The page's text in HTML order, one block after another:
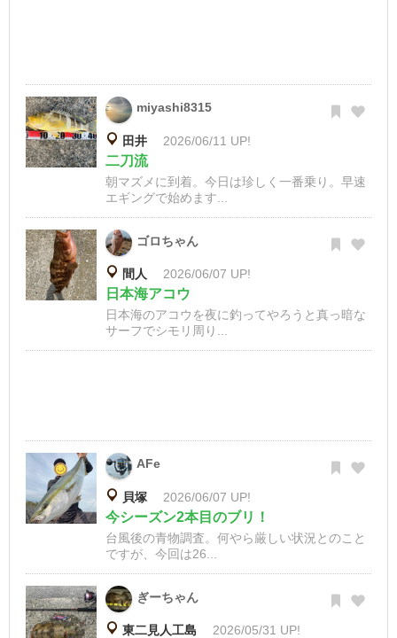
miyashi8315
田井 2026/06/11 UP!
二刀流
朝マズメに到着。今日は珍しく一番乗り。早速
エギングで始めます...
ゴロちゃん
間人 2026/06/07 UP!
日本海アコウ
日本海のアコウを夜に釣ってやろうと真っ暗な
サーフでシモリ周り...
AFe
貝塚 2026/06/07 UP!
今シーズン2本目のブリ！
台風後の青物調査。何やら厳しい状況とのこと
ですが、今回は26...
ぎーちゃん
東二見人工島 2026/05/31 UP!